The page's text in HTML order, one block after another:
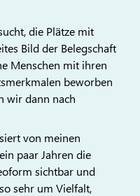
die Plätze mit
Bild der Belegschaft
Menschen mit ihren
beworben
wir dann nach
von meinen
paar Jahren die
sichtbar und
sehr um Vielfalt,